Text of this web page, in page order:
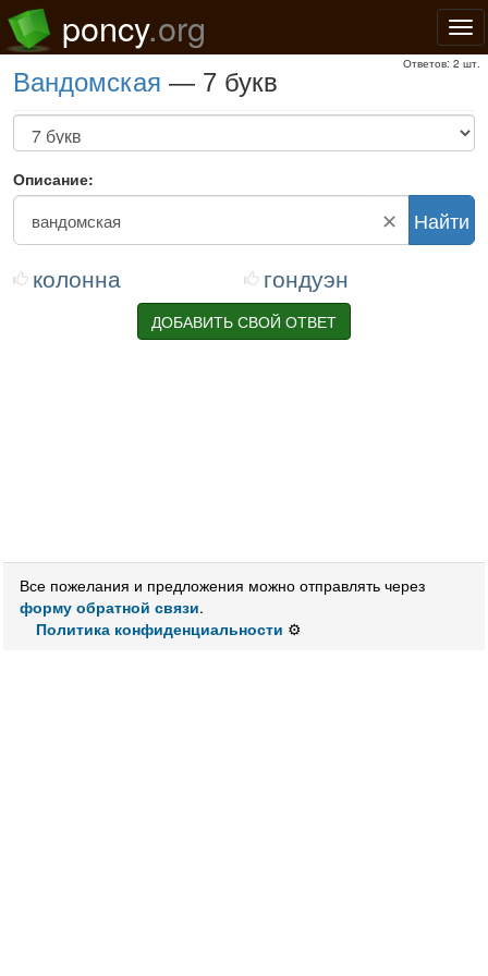
poncy.org
вандомская — 7 букв
Ответов: 2 шт.
колонна гондуэн
Описание:
✕ Найти
ДОБАВИТЬ СВОЙ ОТВЕТ
Все пожелания и предложения можно отправлять через
форму обратной связи.
Политика конфиденциальности ⚙️